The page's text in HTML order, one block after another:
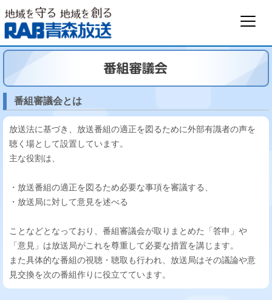
番組審議会とは
放送法に基づき、放送番組の適正を図るために外部有識者の声を
聴く場として設置しています。
主な役割は、
・放送番組の適正を図るため必要な事項を審議する、
・放送局に対して意見を述べる
ことなどとなっており、番組審議会が取りまとめた「答申」や
「意見」は放送局がこれを尊重して必要な措置を講じます。
また具体的な番組の視聴・聴取も行われ、放送局はその議論や意
見交換を次の番組作りに役立てています。